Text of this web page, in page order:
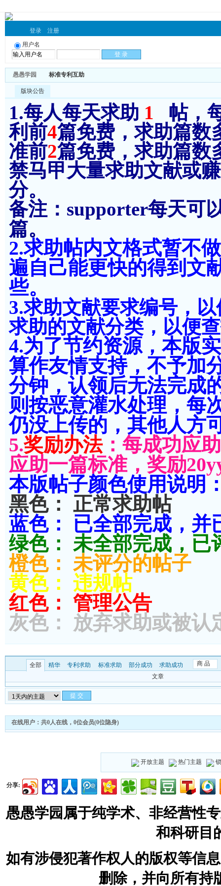
登录 注册
用户名
愚愚学园 标准专利互助
版块公告
1.每人每天求助 1
帖，
利前4篇免费，求助篇数
准前2篇免费，求助篇数
禁马甲大量求助文献或
分。
备注：supporter每天可
篇。
2.求助帖内文格式暂不
遍自己能更快的得到文
些。
3.求助文献要求编号，
求助的文献分类，以便
4.为了节约资源，本版
算作友情支持，不予加
分钟，认领后无法完成
则按恶意灌水处理，每
仍没上传的，其他人方
5.奖励办法：每成功应
应助一篇标准，奖励
本版帖子颜色使用说明
黑色： 正常求助帖
蓝色： 已全部完成，并
绿色： 未全部完成，已
橙色： 未评分的帖子
黄色： 违规帖
红色： 管理公告
灰色： 放弃求助或被认
全部 精华 专利求助 标准求助 部分成功 求助成功
商 品
文章
在线用户：共0人在线，0位会员(0位隐身)
开放主题 热门主题
分享:
愚愚学园属于纯学术、非经营性
和科研目
如有涉侵犯著作权人的版权等信
删除，并向所有持